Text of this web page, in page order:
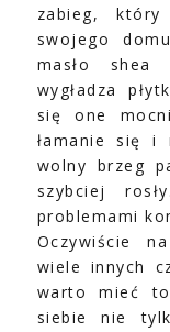
zabieg,
swojego
masło shea
wygładza
się one
łamanie się i
wolny brzeg
szybciej
problemami
Oczywiście
wiele innych
warto mieć
siebie nie